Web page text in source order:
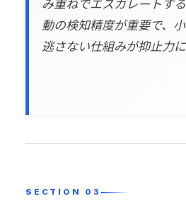
動の検知精度が重要で、
逃さない仕組みが抑止力に